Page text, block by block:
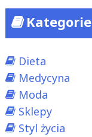
Kategorie
Dieta
Medycyna
Moda
Sklepy
Styl życia